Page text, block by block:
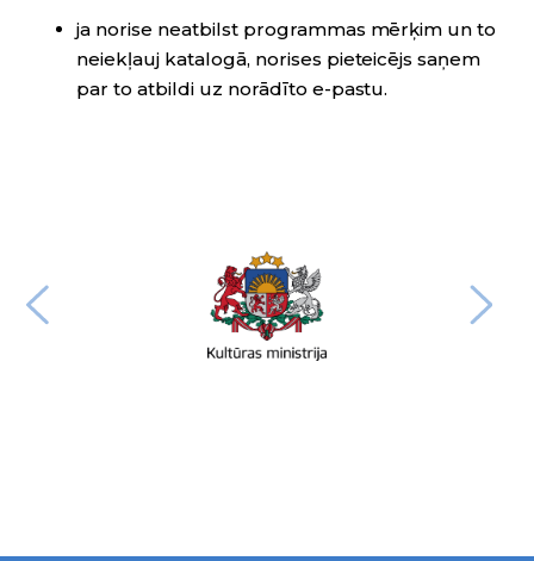
ja norise neatbilst programmas mērķim un to
neiekļauj katalogā, norises pieteicējs saņem
par to atbildi uz norādīto e-pastu.